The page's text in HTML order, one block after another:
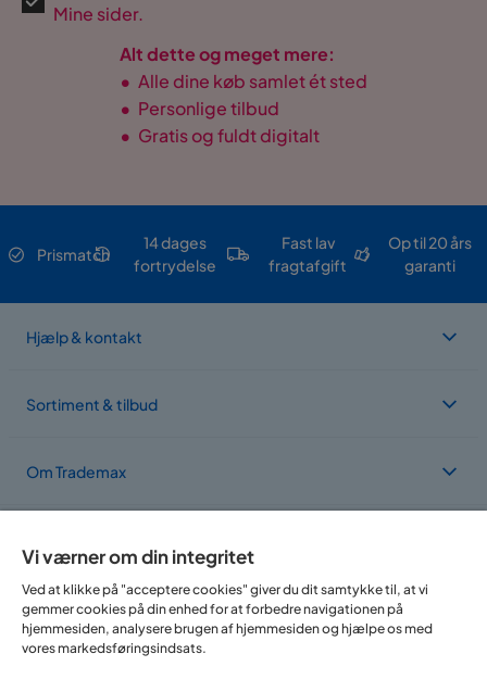
Mine sider.
Alt dette og meget mere:
• Alle dine køb samlet ét sted
• Personlige tilbud
• Gratis og fuldt digitalt
Prismatch
14 dages
fortrydelse
Fast lav
fragtafgift
Op til 20 års
garanti
Hjælp & kontakt
Sortiment & tilbud
Om Trademax
Vi findes i flere forskellige lande
Vi værner om din integritet
Ved at klikke på "acceptere cookies" giver du dit samtykke til, at vi
gemmer cookies på din enhed for at forbedre navigationen på
hjemmesiden, analysere brugen af hjemmesiden og hjælpe os med
vores markedsføringsindsats.